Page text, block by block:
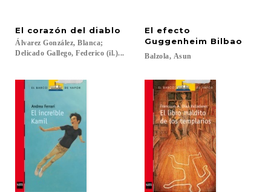
El corazón del diablo
Álvarez González, Blanca;
Delicado Gallego, Federico (il.)...
El efecto
Guggenheim Bilbao
Balzola, Asun